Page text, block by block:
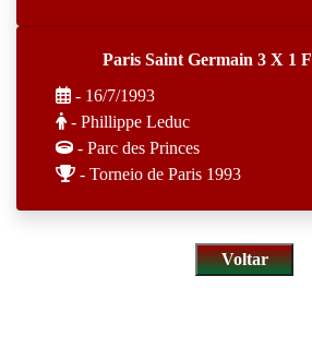
Paris Saint Germain 3 X 1
- 16/7/1993
- Phillippe Leduc
- Parc des Princes
- Torneio de Paris 1993